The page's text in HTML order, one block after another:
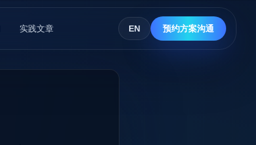
实践文章 EN 预约方案沟通